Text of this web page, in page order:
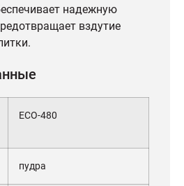
надежную
вздутие
ECO-480
пудра